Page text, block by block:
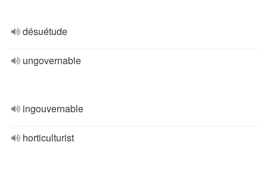
désuétude
ungovernable
ingouvernable
horticulturist